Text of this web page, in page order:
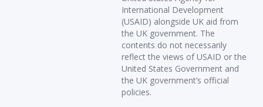
International Development
(USAID) alongside UK aid from
the UK government. The
contents do not necessarily
reflect the views of USAID or the
United States Government and
the UK government’s official
policies.